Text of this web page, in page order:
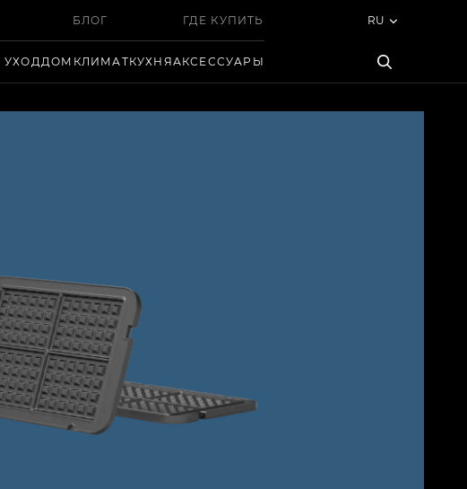
БЛОГ ГДЕ КУПИТЬ
УХОДДОМ КЛИМАТКУХНЯАКСЕССУАРЫ
RU